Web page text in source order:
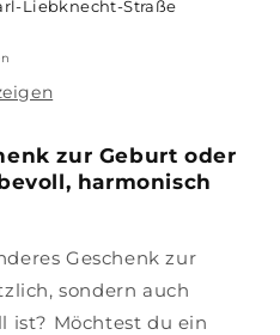
Liebknecht-Straße
zur Geburt oder
harmonisch
Geschenk zur
sondern auch
ist? Möchtest du ein